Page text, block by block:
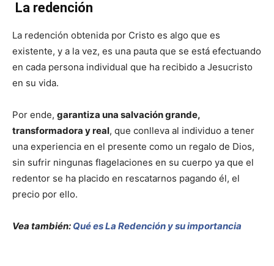
La redención
La redención obtenida por Cristo es algo que es
existente, y a la vez, es una pauta que se está efectuando
en cada persona individual que ha recibido a Jesucristo
en su vida.
Por ende, garantiza una salvación grande,
transformadora y real, que conlleva al individuo a tener
una experiencia en el presente como un regalo de Dios,
sin sufrir ningunas flagelaciones en su cuerpo ya que el
redentor se ha placido en rescatarnos pagando él, el
precio por ello.
Vea también: Qué es La Redención y su importancia